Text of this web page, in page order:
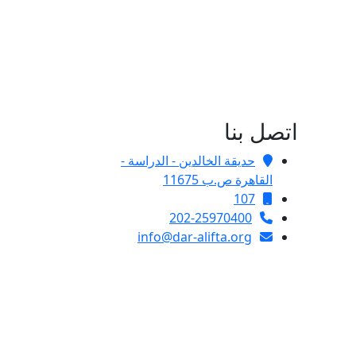
اتصل بنا
حديقة الخالدين - الدراسة -
القاهرة ص.ب 11675
107
202-25970400
info@dar-alifta.org